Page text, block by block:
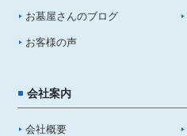
お墓屋さんのブログ
お客様の声
会社案内
会社概要